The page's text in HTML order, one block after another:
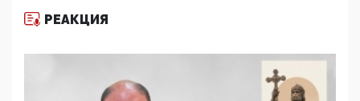
11:53, 09 Июня 2026
деятельность ИИТО ЮНЕСКО в России, но
цифроглобалисты продолжают определять
повестку в образовании
РЕАКЦИЯ